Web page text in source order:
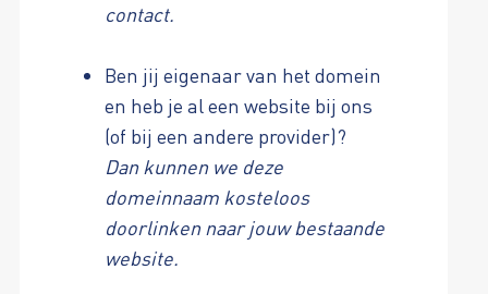
contact.
Ben jij eigenaar van het domein
en heb je al een website bij ons
(of bij een andere provider)?
Dan kunnen we deze
domeinnaam kosteloos
doorlinken naar jouw bestaande
website.